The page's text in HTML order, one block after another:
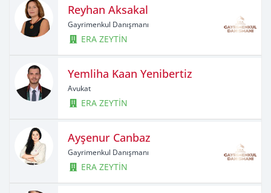
Reyhan Aksakal
Gayrimenkul Danışmanı
ERA ZEYTİN
Yemliha Kaan Yenibertiz
Avukat
ERA ZEYTİN
Ayşenur Canbaz
Gayrimenkul Danışmanı
ERA ZEYTİN